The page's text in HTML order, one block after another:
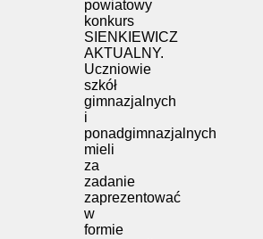
powiatowy
konkurs
SIENKIEWICZ
AKTUALNY.
Uczniowie
szkół
gimnazjalnych
i
ponadgimnazjalnych
mieli
za
zadanie
zaprezentować
w
formie